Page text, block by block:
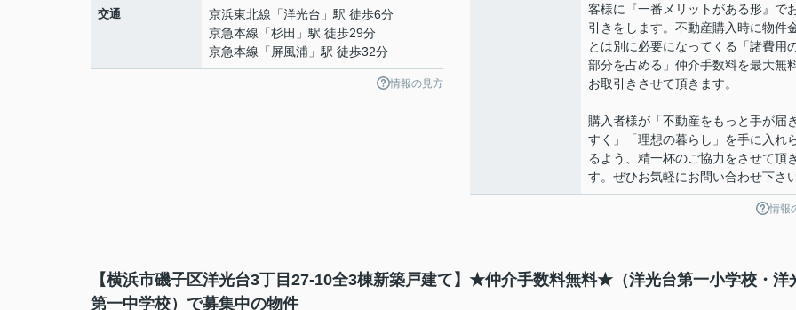
交通 京浜東北線 「洋光台 」駅 徒歩6分
京急本線 「杉田 」駅 徒歩29分
京急本線 「 屏風浦 」駅 徒歩32分
情報の見方
客様に『一番メリットがある形』で
引きをします。不動産購入時に物件
とは別に必要になってくる「諸費用
部分を占める」仲介手数料を最大無
お取引きさせて頂きます。
購入者様が「不動産をもっと手が届
すく」「理想の暮らし」を手に入れ
るよう、精一杯のご協力をさせて頂
す。ぜひお気軽にお問い合わせ下さい
情報
【横浜市磯子区洋光台3丁目27-10全3棟新築戸建て】★仲介手数料無料★（洋光台第一小学校・洋
第一中学校）で募集中の物件